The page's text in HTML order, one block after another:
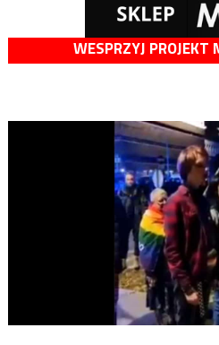
WESPRZYJ PROJEKT